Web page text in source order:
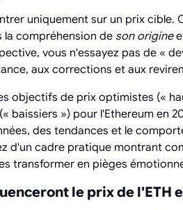
uniquement sur un prix cible.
la compréhension de son origine
vous n'essayez pas de «
aux corrections et aux
objectifs de prix optimistes («
baissiers ») pour l'Ethereum en
des tendances et le
d'un cadre pratique montrant
transformer en pièges
le prix de l'ETH